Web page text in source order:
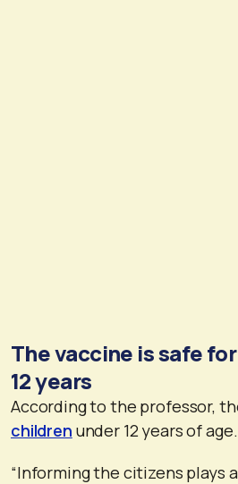
The vaccine is safe
12 years
According to the professor,
children under 12 years of age.
“Informing the citizens plays